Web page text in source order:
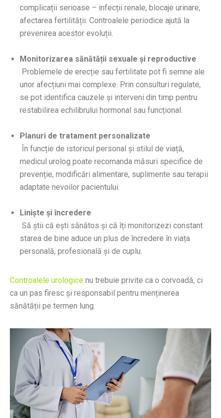
complicații serioase – infecții renale, blocaje urinare,
afectarea fertilității. Controalele periodice ajută la
prevenirea acestor evoluții.
Monitorizarea sănătății sexuale și reproductive
Problemele de erecție sau fertilitate pot fi semne ale
unor afecțiuni mai complexe. Prin consulturi regulate,
se pot identifica cauzele și interveni din timp pentru
restabilirea echilibrului hormonal sau funcțional.
Planuri de tratament personalizate
În funcție de istoricul personal și stilul de viață,
medicul urolog poate recomanda măsuri specifice de
prevenție, modificări alimentare, suplimente sau terapii
adaptate nevoilor pacientului.
Liniște și încredere
Să știi că ești sănătos și că îți monitorizezi constant
starea de bine aduce un plus de încredere în viața
personală, profesională și de cuplu.
Controalele urologice nu trebuie privite ca o corvoadă, ci
ca un pas firesc și responsabil pentru menținerea
sănătății pe termen lung.